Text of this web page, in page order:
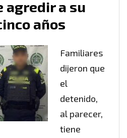
agredir a su
años
Familiares
dijeron que
el
detenido,
al parecer,
tiene